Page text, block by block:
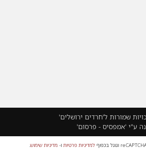
שמורות ל'חרדים ירושלים'
ע"י 'אמפסיס - פרסום'
למדיניות פרטיות ו-מדיניות שימוש.